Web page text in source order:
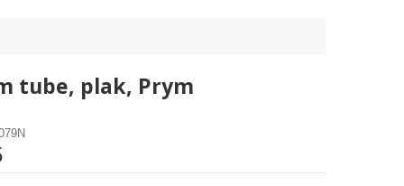
tube, plak, Prym